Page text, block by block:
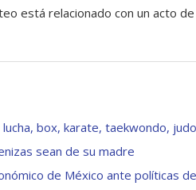
está relacionado con un acto
lucha, box, karate, taekwondo,
sean de su madre
de México ante políticas